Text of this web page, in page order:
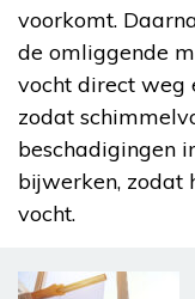
voorkomt.
de omliggende
vocht direct weg
zodat
beschadigingen
bijwerken, zodat
vocht.